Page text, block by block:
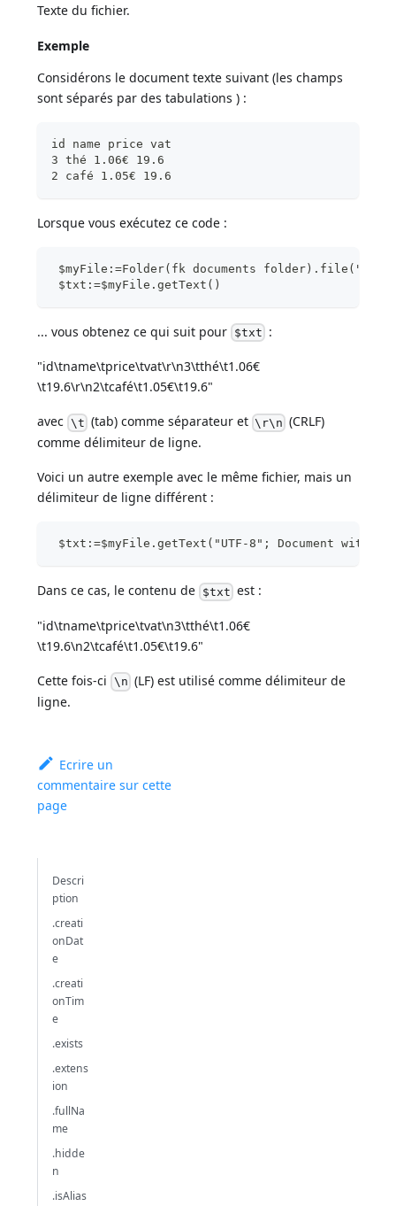
Texte du fichier.
Exemple
Considérons le document texte suivant (les champs
sont séparés par des tabulations ) :
id name price vat
3 thé 1.06€ 19.6
2 café 1.05€ 19.6
Lorsque vous exécutez ce code :
$myFile:=Folder(fk documents
$txt:=$myFile.getText()
... vous obtenez ce qui suit pour $txt :
"id\tname\tprice\tvat\r\n3\tthé\t1.06€
\t19.6\r\n2\tcafé\t1.05€\t19.6"
avec \t (tab) comme séparateur et \r\n (CRLF)
comme délimiteur de ligne.
Voici un autre exemple avec le même fichier, mais un
délimiteur de ligne différent :
$txt:=$myFile.getText("UTF-8"; Document with
Dans ce cas, le contenu de $txt est :
"id\tname\tprice\tvat\n3\tthé\t1.06€
\t19.6\n2\tcafé\t1.05€\t19.6"
Cette fois-ci \n (LF) est utilisé comme délimiteur de
ligne.
Ecrire un
commentaire sur cette
page
Descri
ption
.creati
onDat
e
.creati
onTim
e
.exists
.extens
ion
.fullNa
me
.hidde
n
.isAlias